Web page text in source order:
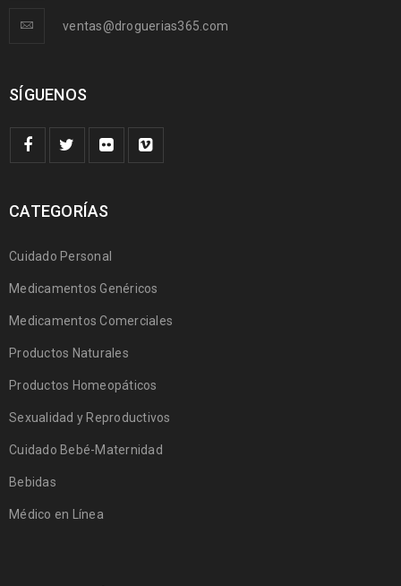
ventas@droguerias365.com
SÍGUENOS
CATEGORÍAS
Cuidado Personal
Medicamentos Genéricos
Medicamentos Comerciales
Productos Naturales
Productos Homeopáticos
Sexualidad y Reproductivos
Cuidado Bebé-Maternidad
Bebidas
Médico en Línea